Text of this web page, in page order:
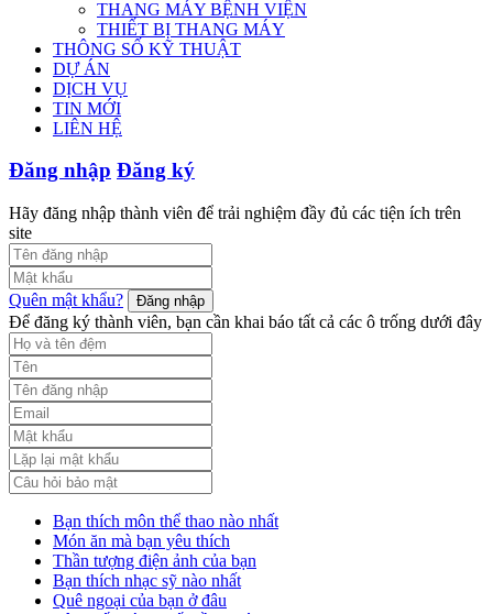
THANG MÁY BỆNH VIỆN
THIẾT BỊ THANG MÁY
THÔNG SỐ KỸ THUẬT
DỰ ÁN
DỊCH VỤ
TIN MỚI
LIÊN HỆ
Đăng nhập Đăng ký
Hãy đăng nhập thành viên để trải nghiệm đầy đủ các tiện ích trên
site
Quên mật khẩu? Đăng nhập
Để đăng ký thành viên, bạn cần khai báo tất cả các ô trống dưới đây
Bạn thích môn thể thao nào nhất
Món ăn mà bạn yêu thích
Thần tượng điện ảnh của bạn
Bạn thích nhạc sỹ nào nhất
Quê ngoại của bạn ở đâu